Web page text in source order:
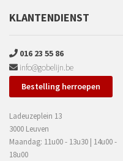
KLANTENDIENST
016 23 55 86
info@gobelijn.be
Bestelling herroepen
Ladeuzeplein 13
3000 Leuven
Maandag: 11u00 - 13u30 | 14u00 -
18u00